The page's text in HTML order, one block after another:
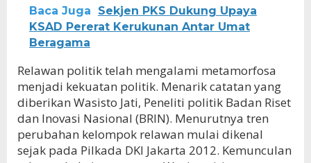
Baca Juga
Sekjen PKS Dukung Upaya
KSAD Pererat Kerukunan Antar Umat
Beragama
Relawan politik telah mengalami metamorfosa
menjadi kekuatan politik. Menarik catatan yang
diberikan Wasisto Jati, Peneliti politik Badan Riset
dan Inovasi Nasional (BRIN). Menurutnya tren
perubahan kelompok relawan mulai dikenal
sejak pada Pilkada DKI Jakarta 2012. Kemunculan